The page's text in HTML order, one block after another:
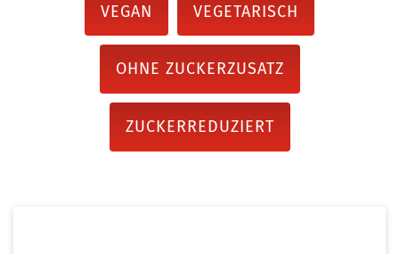
VEGAN VEGETARISCH
OHNE ZUCKERZUSATZ
ZUCKERREDUZIERT